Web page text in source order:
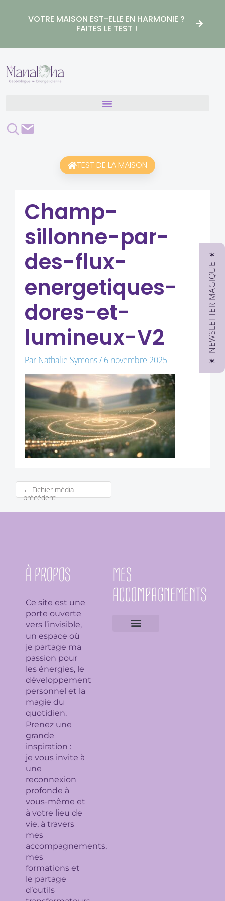
VOTRE MAISON EST-ELLE EN HARMONIE ?
FAITES LE TEST !
Rechercher
Contact
TEST DE LA MAISON
Champ-
sillonne-par-
des-flux-
energetiques-
dores-et-
lumineux-V2
Par Nathalie Symons/ 6 novembre 2025
← Fichier média
précédent
✶ NEWSLETTER MAGIQUE ✶
À PROPOS
Ce site est une
porte ouverte
vers l’invisible,
un espace où
je partage ma
passion pour
les énergies, le
développement
personnel et la
magie du
quotidien.
Prenez une
grande
inspiration :
je vous invite à
une
reconnexion
profonde à
vous-même et
à votre lieu de
vie, à travers
mes
accompagnements,
mes
formations et
le partage
d’outils
MES
ACCOMPAGNEMENTS